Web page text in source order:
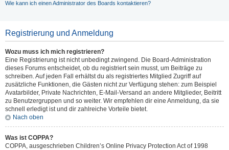
Wie kann ich einen Administrator des Boards kontaktieren?
Registrierung und Anmeldung
Wozu muss ich mich registrieren?
Eine Registrierung ist nicht unbedingt zwingend. Die Board-Administration
dieses Forums entscheidet, ob du registriert sein musst, um Beiträge zu
schreiben. Auf jeden Fall erhältst du als registriertes Mitglied Zugriff auf
zusätzliche Funktionen, die Gästen nicht zur Verfügung stehen: zum Beispiel
Avatarbilder, Private Nachrichten, E-Mail-Versand an andere Mitglieder, Beitritt
zu Benutzergruppen und so weiter. Wir empfehlen dir eine Anmeldung, da sie
schnell erledigt ist und dir zahlreiche Vorteile bietet.
Nach oben
Was ist COPPA?
COPPA, ausgeschrieben Children’s Online Privacy Protection Act of 1998